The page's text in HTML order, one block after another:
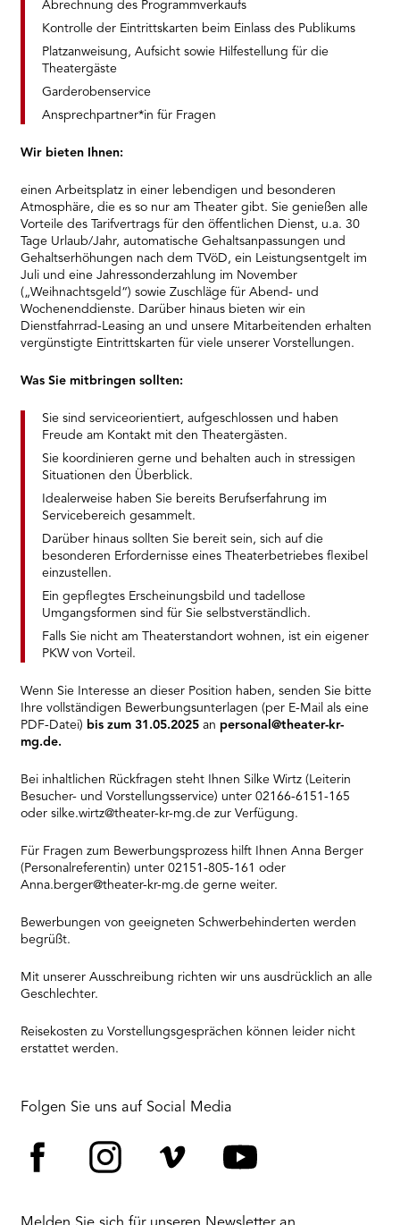
Abrechnung des Programmverkaufs
Kontrolle der Eintrittskarten beim Einlass des Publikums
Platzanweisung, Aufsicht sowie Hilfestellung für die
Theatergäste
Garderobenservice
Ansprechpartner*in für Fragen
Wir bieten Ihnen:
einen Arbeitsplatz in einer lebendigen und besonderen
Atmosphäre, die es so nur am Theater gibt. Sie genießen alle
Vorteile des Tarifvertrags für den öffentlichen Dienst, u.a. 30
Tage Urlaub/Jahr, automatische Gehaltsanpassungen und
Gehaltserhöhungen nach dem TVöD, ein Leistungsentgelt im
Juli und eine Jahressonderzahlung im November
(„Weihnachtsgeld“) sowie Zuschläge für Abend- und
Wochenenddienste. Darüber hinaus bieten wir ein
Dienstfahrrad-Leasing an und unsere Mitarbeitenden erhalten
vergünstigte Eintrittskarten für viele unserer Vorstellungen.
Was Sie mitbringen sollten:
Sie sind serviceorientiert, aufgeschlossen und haben
Freude am Kontakt mit den Theatergästen.
Sie koordinieren gerne und behalten auch in stressigen
Situationen den Überblick.
Idealerweise haben Sie bereits Berufserfahrung im
Servicebereich gesammelt.
Darüber hinaus sollten Sie bereit sein, sich auf die
besonderen Erfordernisse eines Theaterbetriebes flexibel
einzustellen.
Ein gepflegtes Erscheinungsbild und tadellose
Umgangsformen sind für Sie selbstverständlich.
Falls Sie nicht am Theaterstandort wohnen, ist ein eigener
PKW von Vorteil.
Wenn Sie Interesse an dieser Position haben, senden Sie bitte
Ihre vollständigen Bewerbungsunterlagen (per E-Mail als eine
PDF-Datei) bis zum 31.05.2025 an personal@theater-kr-
mg.de.
Bei inhaltlichen Rückfragen steht Ihnen Silke Wirtz (Leiterin
Besucher- und Vorstellungsservice) unter 02166-6151-165
oder silke.wirtz@theater-kr-mg.de zur Verfügung.
Für Fragen zum Bewerbungsprozess hilft Ihnen Anna Berger
(Personalreferentin) unter 02151-805-161 oder
Anna.berger@theater-kr-mg.de gerne weiter.
Bewerbungen von geeigneten Schwerbehinderten werden
begrüßt.
Mit unserer Ausschreibung richten wir uns ausdrücklich an alle
Geschlechter.
Reisekosten zu Vorstellungsgesprächen können leider nicht
erstattet werden.
Folgen Sie uns auf Social Media